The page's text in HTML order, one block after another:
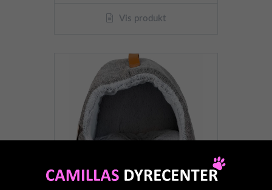
Vis produkt